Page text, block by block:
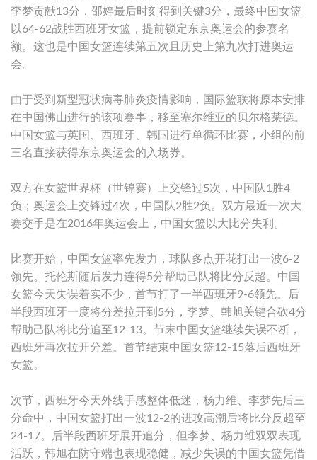
李梦贡献13分，邵婷最后时刻得到关键3分，最终中国女篮
以64-62战胜西班牙女篮，提前锁定东京奥运会的参赛名
额。这也是中国女篮连续第五次且历史上第九次打进奥运
会。
由于受到新型冠状病毒肺炎疫情影响，国际篮联将原本安排
在中国佛山进行的该项赛事，移至塞尔维亚的贝尔格莱德。
中国女篮与英国、西班牙、韩国进行单循环比赛，小组的前
三名直接获得东京奥运会的入场券。
双方在女篮世界杯（世锦赛）上交锋过5次，中国队1胜4
负；奥运会上交锋过4次，中国队2胜2负。双方最近一次大
赛交手是在2016年奥运会上，中国女篮以大比分失利。
比赛开始，中国女篮率先发力，球队多点开花打出一波6-2
领先。托伦斯随后发力连得5分帮助己队将比分反超。中国
女篮今天失误着实不少，首节打了一半西班牙9-6领先。后
半段西班牙一度将分差拉开到5分，李梦、韩旭关键合砍4分
帮助己队将比分追至12-13。节末中国女篮继续失误不断，
西班牙再次拉开分差。首节结束中国女篮12-15落后西班牙
女篮。
次节，西班牙今天外线手感整体低迷，杨力维、李梦先后三
分命中，中国女篮打出一波12-2的进攻高潮后将比分反超至
24-17。后半段西班牙展开追分，但李梦、杨力维双双表现
活跃，韩旭在防守端也表现稳健，减少失误的中国女篮凭借